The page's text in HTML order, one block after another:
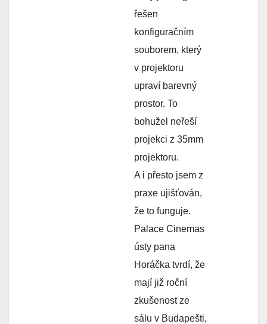
řešen
konfiguračním
souborem, který
v projektoru
upraví barevný
prostor. To
bohužel neřeší
projekci z 35mm
projektoru.
A i přesto jsem z
praxe ujišťován,
že to funguje.
Palace Cinemas
ústy pana
Horáčka tvrdí, že
mají již roční
zkušenost ze
sálu v Budapešti,